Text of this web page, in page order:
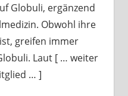
Globuli, ergänzend
Obwohl ihre
greifen immer
Laut [ … weiter
… ]